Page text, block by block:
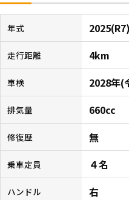
年式 2025(R7)
走行距離 4km
車検 2028年(
排気量 660cc
修復歴 無
乗車定員 ４名
ハンドル 右